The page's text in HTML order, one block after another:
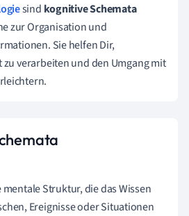
sind kognitive Schemata
zur Organisation und
Sie helfen Dir,
verarbeiten und den Umgang mit
Struktur, die das Wissen
Ereignisse oder Situationen